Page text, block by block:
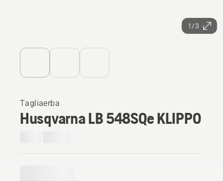
1/3
Tagliaerba
Husqvarna LB 548SQe KLIPPO